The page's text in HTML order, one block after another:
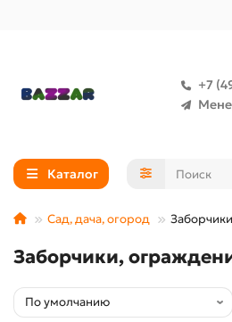
+7
Каталог
Сад, дача, огород
Заборчики,